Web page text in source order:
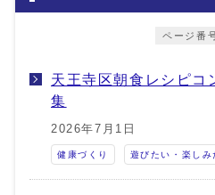
ページ番
天王寺区朝食レシピ
集
2026年7月1日
健康づくり 遊びたい・楽しみ